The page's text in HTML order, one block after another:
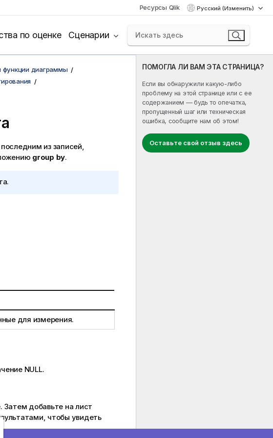
Ресурсы Qlik Русский (Изменить)
по оценке Сценарии
ПОМОГЛА ЛИ ВАМ ЭТА СТРАНИЦА?
Если вы обнаружили какую-либо
проблему на этой странице или с ее
содержанием — будь то опечатка,
пропущенный шаг или техническая
ошибка, сообщите нам об этом!
Оставьте свой отзыв здесь
функции диаграммы
из записей,
group by.
для измерения.
NULL.
Затем добавьте на лист
чтобы увидеть